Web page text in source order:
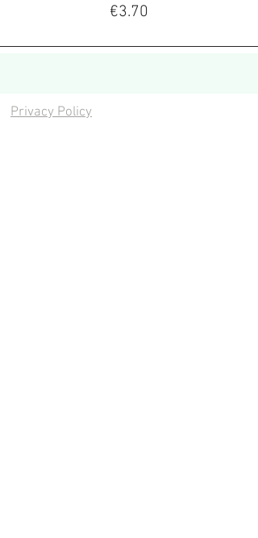
Price
€3.70
Privacy Policy